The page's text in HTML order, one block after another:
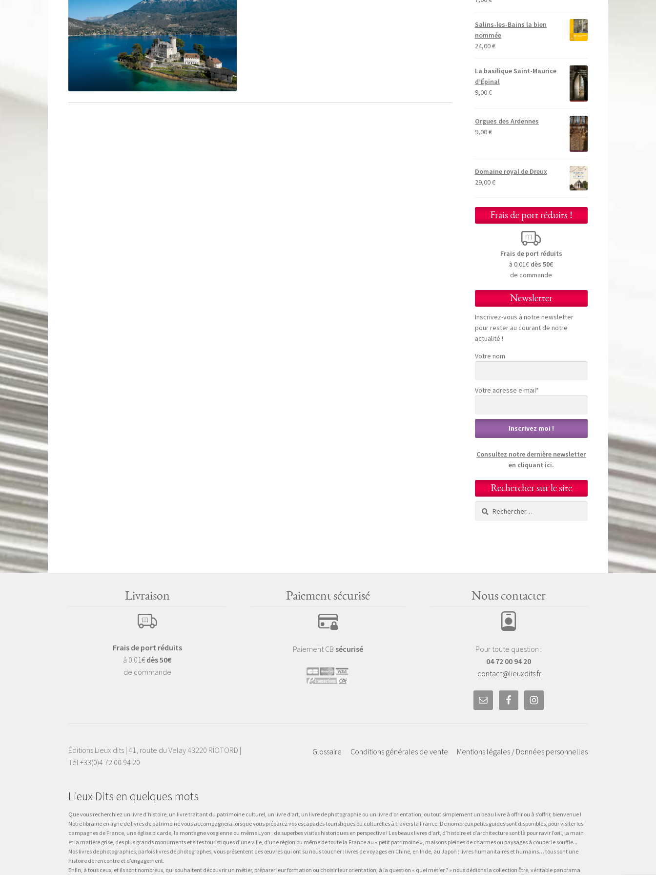
Salins-les-Bains la bien
nommée
24,00€
La basilique Saint-Maurice
d’Épinal
9,00€
Orgues des Ardennes
9,00€
Domaine royal de Dreux
29,00€
Frais de port réduits !
Frais de port réduits
à 0.01€ dès 50€
de commande
Newsletter
Inscrivez-vous à notre newsletter
pour rester au courant de notre
actualité !
Votre nom
Votre adresse e-mail*
Consultez notre dernière newsletter
en cliquant ici.
Rechercher sur le site
Rechercher :
Livraison
Frais de port réduits
à 0.01€ dès 50€
de commande
Paiement sécurisé
Paiement CB sécurisé
Nous contacter
Pour toute question :
04 72 00 94 20
contact@lieuxdits.fr
Glossaire Conditions générales de vente Mentions légales / Données personnelles
Éditions Lieux dits | 41, route du Velay 43220 RIOTORD |
Tél +33(0)4 72 00 94 20
Lieux Dits en quelques mots
Que vous recherchiez un livre d’histoire, un livre traitant du patrimoine culturel, un livre d’art, un livre de photographie ou un livre d’orientation, ou tout simplement un beau livre à offrir ou à s’offrir, bienvenue !
Notre librairie en ligne de livres de patrimoine vous accompagnera lorsque vous préparez vos escapades touristiques ou culturelles à travers la France. De nombreux petits guides sont disponibles, pour visiter les
campagnes de France, une église picarde, la montagne vosgienne ou même Lyon : de superbes visites historiques en perspective ! Les beaux livres d’art, d’histoire et d’architecture sont là pour ravir l’œil, la main
et la matière grise, des plus grands monuments et sites touristiques d’une ville, d’une région ou même de toute la France au « petit patrimoine », maisons pleines de charmes ou paysages à couper le souffle...
Nos livres de photographies, parfois livres de photographes, vous présentent des œuvres qui ont su nous toucher : livres de voyages en Chine, en Inde, au Japon ; livres humanitaires et humains… tous sont une
histoire de rencontre et d’engagement.
Enfin, à tous ceux, et ils sont nombreux, qui souhaitent découvrir un métier, préparer leur formation ou choisir leur orientation, à la question « quel métier ? » nous dédions la collection Être, véritable panorama